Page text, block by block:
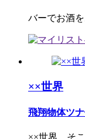
バーでお酒
××世界
飛翔物体ツ